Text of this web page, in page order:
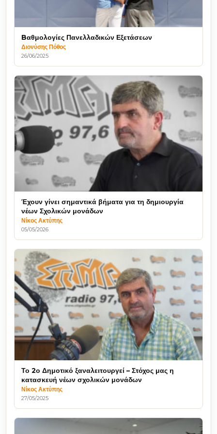
Bαθμολογίες Πανελλαδικών Εξετάσεων
Διονύσης Πόθος
26/06/2025
Έχουν γίνει σημαντικά βήματα για τη δημιουργία
νέων Σχολικών μονάδων
Νίκος Ακτύπης
05/05/2026
Το 2ο Δημοτικό ξαναλειτουργεί – Στόχος μας η
κατασκευή νέων σχολικών μονάδων
Νίκος Ακτύπης
27/05/2025